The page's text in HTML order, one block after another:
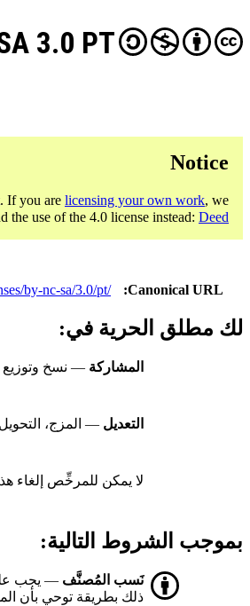
3.0 PT
Notice
. If you are licensing your own work, we
the use of the 4.0 license instead: Deed - نَسْبُ الـمُصنَّف، غير تجاري، الترخيص بالمثل 4.0 دولي
Canonical URL
by-nc-sa/3.0/pt/
لك مطلق الحرية في:
المشاركة — نسخ
التعديل — المزج،
لا يمكن للمرخِّص إلغاء
بموجب الشروط التالية:
نَسب المُصنَّف — يجب
ذلك بطريقة توحي بأن